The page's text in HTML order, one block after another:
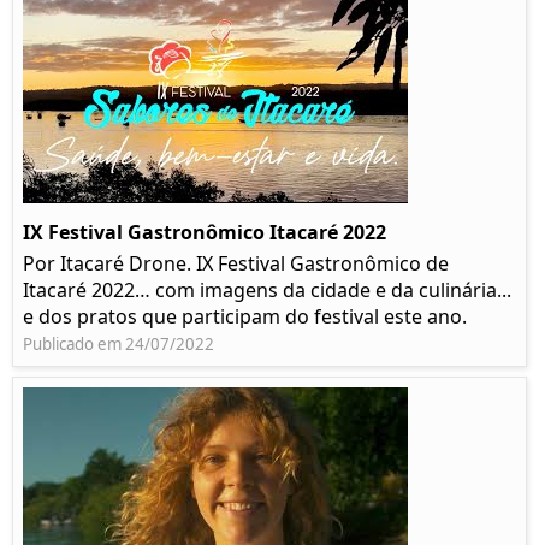
IX Festival Gastronômico Itacaré 2022
Por Itacaré Drone. IX Festival Gastronômico de
Itacaré 2022… com imagens da cidade e da culinária...
e dos pratos que participam do festival este ano.
Publicado em 24/07/2022